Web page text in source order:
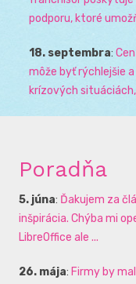
podporu, ktoré
18. septembra:
môže byť rýchlejšie
krízových situáciách,
Poradňa
5. júna: Ďakujem za
inšpirácia. Chýba mi
LibreOffice ale ...
26. mája: Firmy by